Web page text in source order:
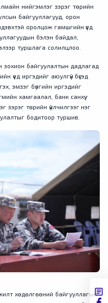
нийгэмлэг зэрэг төрийн
байгууллагууд, орон
оролцож гамшгийн үед
бэлэн байдал,
туршлага солилцлоо.
зохион байгуулалтын дадлагад
үед иргэдийг аюулгүй бүсэд
эмзэг бүлгийн иргэдийг
хамгаалал, банк санхүү,
зэрэг төрийн үйлчилгээг нэг
бодитоор туршив.
хөдөлгөөний байгууллагын